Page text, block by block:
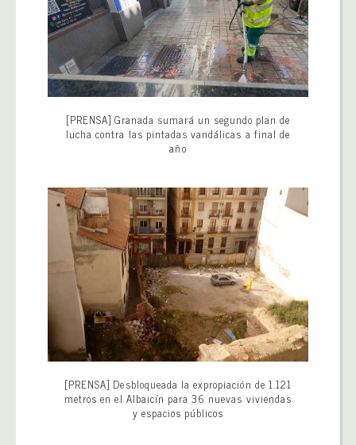
[PRENSA] Granada sumará un segundo plan de
lucha contra las pintadas vandálicas a final de
año
[PRENSA] Desbloqueada la expropiación de 1.121
metros en el Albaicín para 36 nuevas viviendas
y espacios públicos